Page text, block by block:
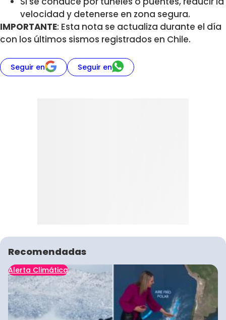
velocidad y detenerse en zona segura.
IMPORTANTE: Esta nota se actualiza durante el día
con los últimos sismos registrados en Chile.
Seguir en Seguir en
Recomendadas
Alerta Climática